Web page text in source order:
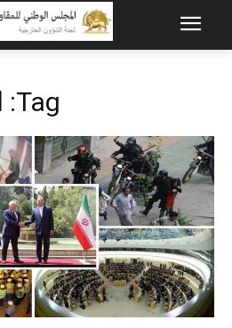
Tag: